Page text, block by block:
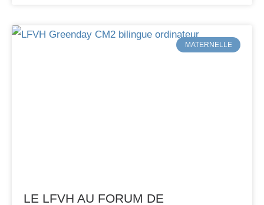
MATERNELLE
LE LFVH AU FORUM DE